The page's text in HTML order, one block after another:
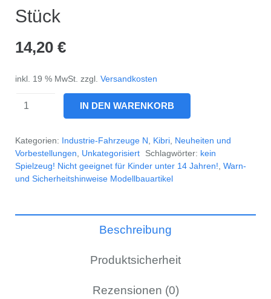
Stück
14,20 €
inkl. 19 % MwSt. zzgl. Versandkosten
37386
32
Stück
IN DEN WARENKORB
Kategorien: Industrie-Fahrzeuge N , Kibri, Neuheiten und
Vorbestellungen, Unkategorisiert Schlagwörter: kein
Spielzeug! Nicht geeignet für Kinder unter 14 Jahren!, Warn-
und Sicherheitshinweise Modellbauartikel
Beschreibung
Produktsicherheit
Rezensionen (0)